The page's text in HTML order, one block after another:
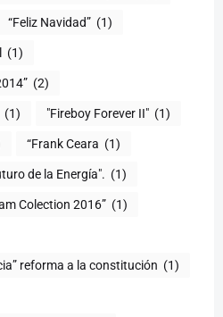
“Feliz Navidad” (1)
(1)
(2)
(1) "Fireboy Forever II" (1)
“Frank Ceara (1)
de la Energía". (1)
Colection 2016” (1)
reforma a la constitución (1)